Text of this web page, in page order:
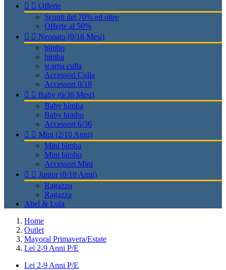
  Offerte
Sconti del 70% ed oltre
Offerte al 50%
  Neonato (0/18 Mesi)
bimbo
bimba
scarpa culla
Accessori Culla
Accessori 0/18
  Baby (6/36 Mesi)
Baby bimba
Baby bimbo
Accessori 6/36
  Mini (2/10 Anni)
Mini bimba
Mini bimbo
Accessori Mini
  Junior (8/18 Anni)
Ragazzo
Ragazza
Abel & Lula
Home
Outlet
Mayoral Primavera/Estate
Lei 2-9 Anni P/E
Lei 2-9 Anni P/E